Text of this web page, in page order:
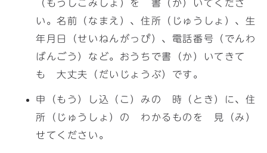
（もうしこみしょ）を 書（か）いてくださ
い。名前（なまえ）、住所（じゅうしょ）、生
年月日（せいねんがっぴ）、電話番号（でんわ
ばんごう）など。おうちで書（か）いてきて
も 大丈夫（だいじょうぶ）です。
申（もう）し込（こ）みの 時（とき）に、住
所（じゅうしょ）の わかるものを 見（み）
せてください。